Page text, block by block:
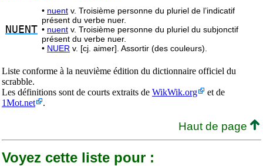
NUENT
• nuent v. Troisième personne du pluriel de l’indicatif
présent du verbe nuer.
• nuent v. Troisième personne du pluriel du subjonctif
présent du verbe nuer.
• NUER v. [cj. aimer]. Assortir (des couleurs).
Liste conforme à la neuvième édition du dictionnaire officiel du
scrabble.
Les définitions sont de courts extraits de WikWik.org
et de
1Mot.net
.
Haut de page
Voyez cette liste pour :